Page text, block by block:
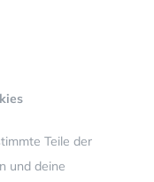
Teile der
und deine